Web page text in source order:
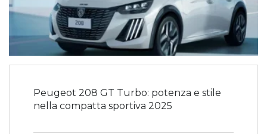
Peugeot 208 GT Turbo: potenza e stile
nella compatta sportiva 2025